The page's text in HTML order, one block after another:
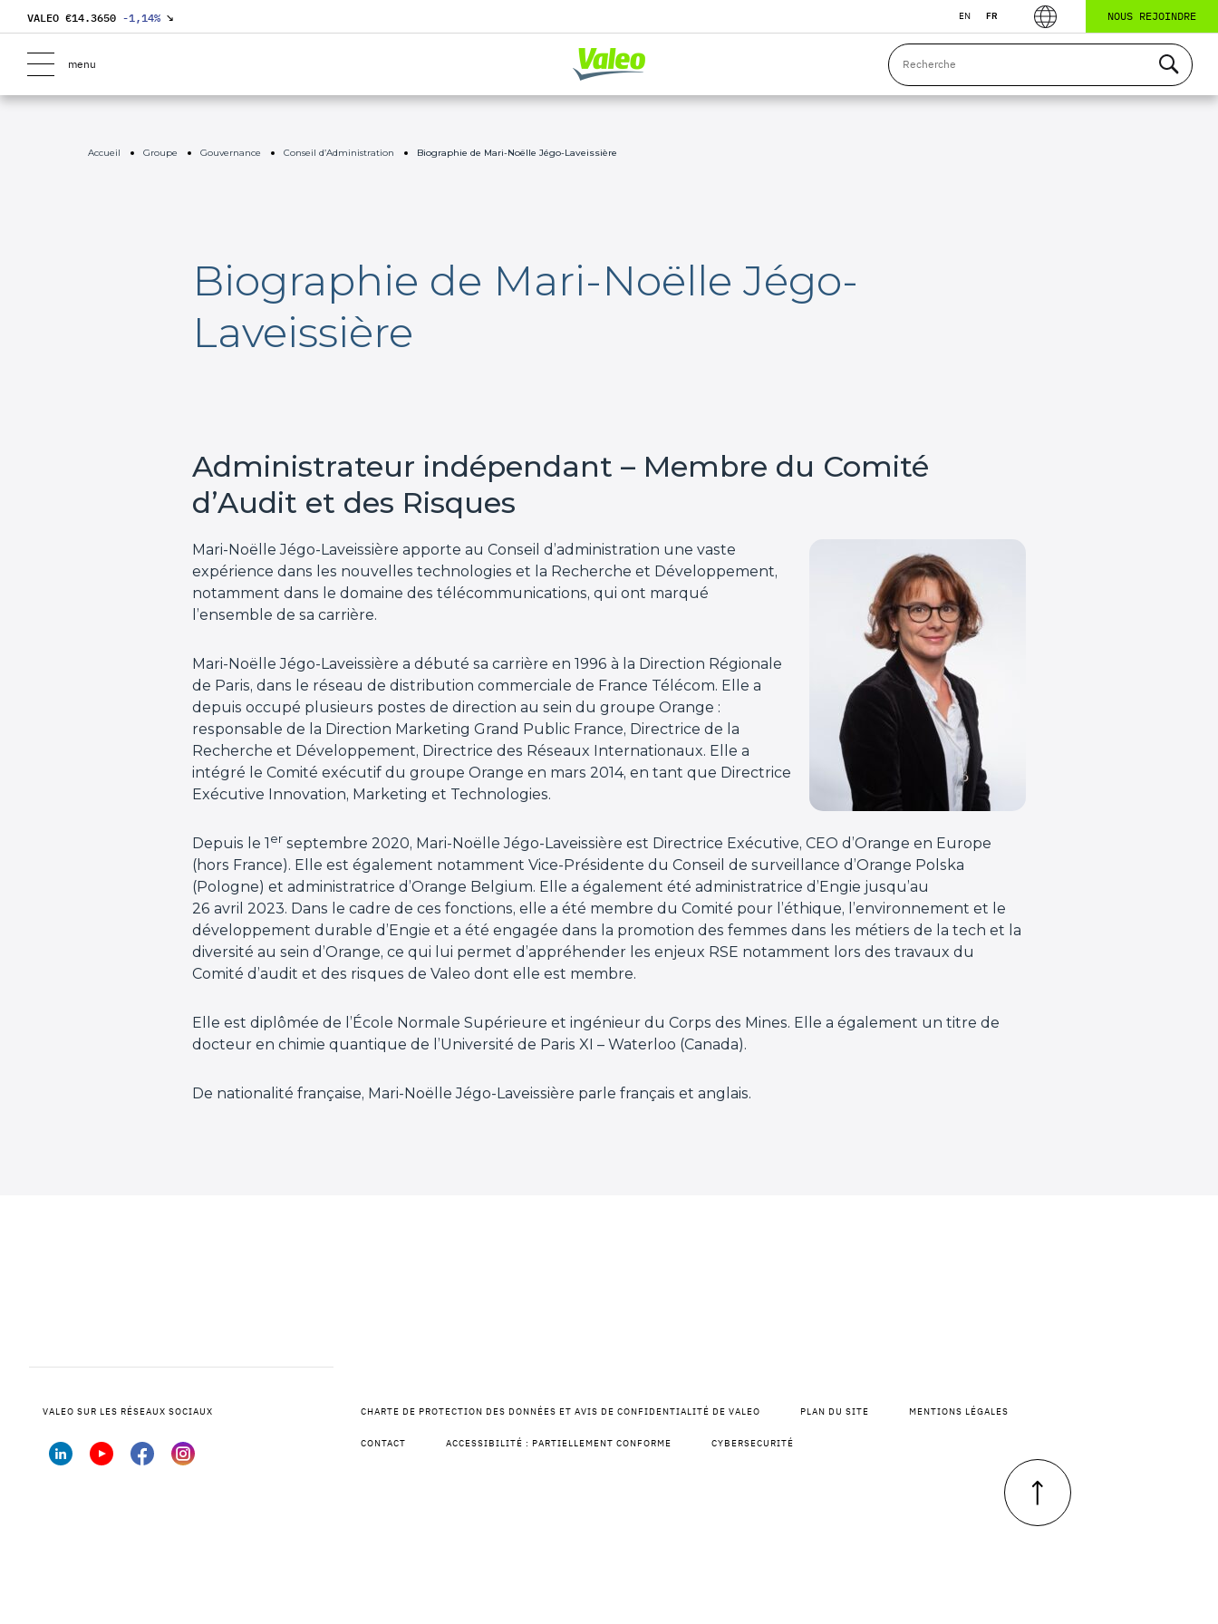
VALEO €14.3650 -1,14% ↘ EN FR NOUS REJOINDRE
menu
Accueil Groupe Gouvernance Conseil d’Administration Biographie de Mari-Noëlle Jégo-Laveissière
Biographie de Mari-Noëlle Jégo-
Laveissière
Administrateur indépendant – Membre du Comité
d’Audit et des Risques
Mari-Noëlle Jégo-Laveissière apporte au Conseil d’administration une vaste
expérience dans les nouvelles technologies et la Recherche et Développement,
notamment dans le domaine des télécommunications, qui ont marqué
l’ensemble de sa carrière.
Mari-Noëlle Jégo-Laveissière a débuté sa carrière en 1996 à la Direction Régionale
de Paris, dans le réseau de distribution commerciale de France Télécom. Elle a
depuis occupé plusieurs postes de direction au sein du groupe Orange :
responsable de la Direction Marketing Grand Public France, Directrice de la
Recherche et Développement, Directrice des Réseaux Internationaux. Elle a
intégré le Comité exécutif du groupe Orange en mars 2014, en tant que Directrice
Exécutive Innovation, Marketing et Technologies.
Depuis le 1er septembre 2020, Mari-Noëlle Jégo-Laveissière est Directrice Exécutive, CEO d’Orange en Europe
(hors France). Elle est également notamment Vice-Présidente du Conseil de surveillance d’Orange Polska
(Pologne) et administratrice d’Orange Belgium. Elle a également été administratrice d’Engie jusqu’au
26 avril 2023. Dans le cadre de ces fonctions, elle a été membre du Comité pour l’éthique, l’environnement et le
développement durable d’Engie et a été engagée dans la promotion des femmes dans les métiers de la tech et la
diversité au sein d’Orange, ce qui lui permet d’appréhender les enjeux RSE notamment lors des travaux du
Comité d’audit et des risques de Valeo dont elle est membre.
Elle est diplômée de l’École Normale Supérieure et ingénieur du Corps des Mines. Elle a également un titre de
docteur en chimie quantique de l’Université de Paris XI – Waterloo (Canada).
De nationalité française, Mari-Noëlle Jégo-Laveissière parle français et anglais.
VALEO SUR LES RÉSEAUX SOCIAUX CHARTE DE PROTECTION DES DONNÉES ET AVIS DE CONFIDENTIALITÉ DE VALEO PLAN DU SITE MENTIONS LÉGALES
CONTACT ACCESSIBILITÉ : PARTIELLEMENT CONFORME CYBERSECURITÉ